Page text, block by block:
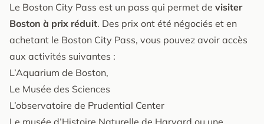
Le Boston City Pass est un pass qui permet de visiter
Boston à prix réduit. Des prix ont été négociés et en
achetant le Boston City Pass, vous pouvez avoir accès
aux activités suivantes :
L’Aquarium de Boston,
Le Musée des Sciences
L’observatoire de Prudential Center
Le musée d’Histoire Naturelle de Harvard ou une